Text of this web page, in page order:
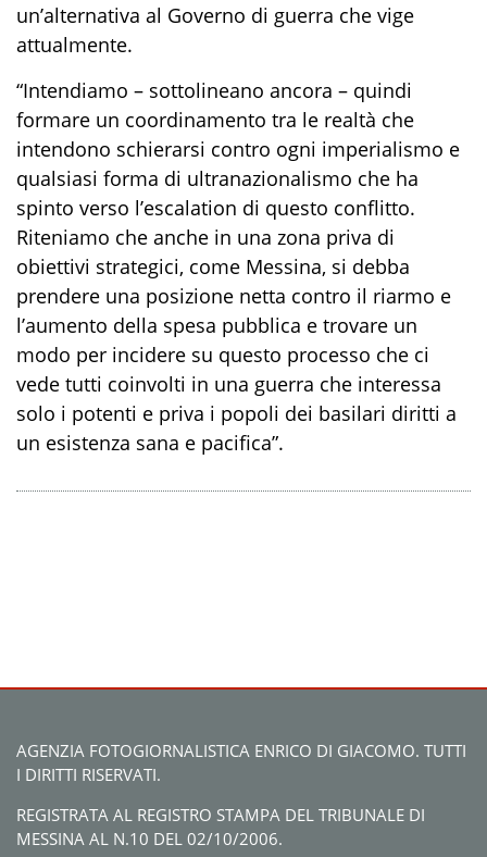
un’alternativa al Governo di guerra che vige
attualmente.
“Intendiamo – sottolineano ancora – quindi
formare un coordinamento tra le realtà che
intendono schierarsi contro ogni imperialismo e
qualsiasi forma di ultranazionalismo che ha
spinto verso l’escalation di questo conflitto.
Riteniamo che anche in una zona priva di
obiettivi strategici, come Messina, si debba
prendere una posizione netta contro il riarmo e
l’aumento della spesa pubblica e trovare un
modo per incidere su questo processo che ci
vede tutti coinvolti in una guerra che interessa
solo i potenti e priva i popoli dei basilari diritti a
un esistenza sana e pacifica”.
AGENZIA FOTOGIORNALISTICA ENRICO DI GIACOMO. TUTTI
I DIRITTI RISERVATI.
REGISTRATA AL REGISTRO STAMPA DEL TRIBUNALE DI
MESSINA AL N.10 DEL 02/10/2006.